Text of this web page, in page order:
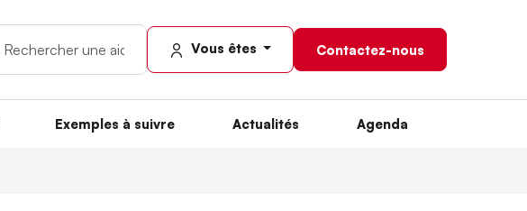
Vous êtes Contactez-nous
Exemples à suivre Actualités Agenda